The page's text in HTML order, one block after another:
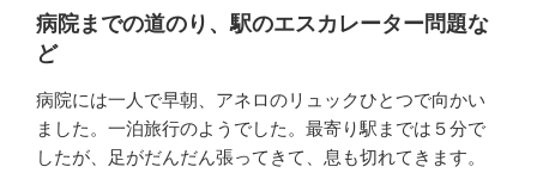
病院までの道のり、駅のエスカレーター問題な
ど
病院には一人で早朝、アネロのリュックひとつで向かい
ました。一泊旅行のようでした。最寄り駅までは５分で
したが、足がだんだん張ってきて、息も切れてきます。